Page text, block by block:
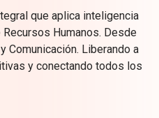
que aplica inteligencia
Humanos. Desde
Comunicación. Liberando a
y conectando todos los